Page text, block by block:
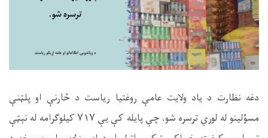
دغه نظارت د ياد ولایت عامې روغتیا ریاست د څارنې او پلټنې
مسؤلینو له لوري ترسره شو، چې پایله کې یې ۷۱۷ کیلوګرامه له نېټې